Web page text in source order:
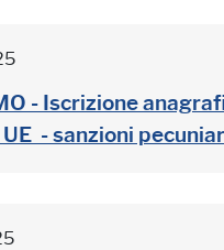
- Iscrizione
- sanzioni